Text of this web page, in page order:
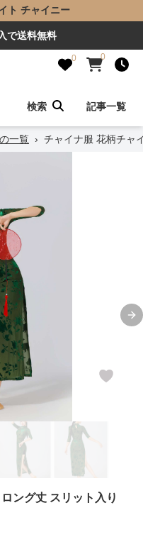
ト チャイニー
で送料無料
0 0
検索 記事一覧
一覧 › チャイナ服 花柄チャ
ング丈 スリット入り